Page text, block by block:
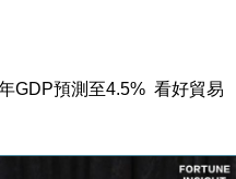
GDP預測至4.5% 看好貿易